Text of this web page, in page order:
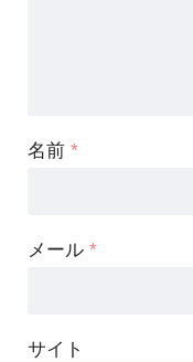
名前*
メール*
サイト